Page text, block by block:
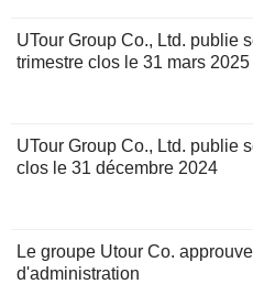
UTour Group Co., Ltd. publie
trimestre clos le 31 mars 2025
UTour Group Co., Ltd. publie
clos le 31 décembre 2024
Le groupe Utour Co.
d'administration